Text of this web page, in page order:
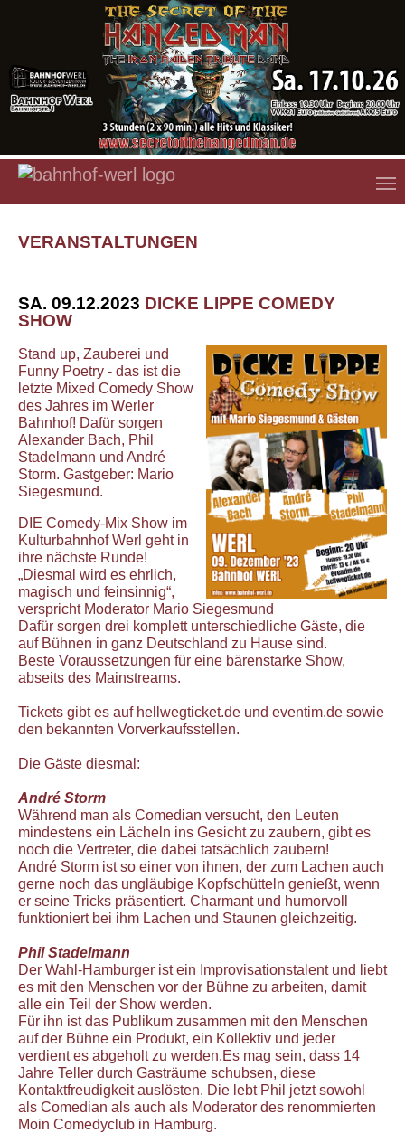
Zum Hauptinhalt springen
VERANSTALTUNGEN
SA. 09.12.2023 DICKE LIPPE COMEDY
SHOW
Stand up, Zauberei und
Funny Poetry - das ist die
letzte Mixed Comedy Show
des Jahres im Werler
Bahnhof! Dafür sorgen
Alexander Bach, Phil
Stadelmann und André
Storm. Gastgeber: Mario
Siegesmund.
DIE Comedy-Mix Show im
Kulturbahnhof Werl geht in
ihre nächste Runde!
„Diesmal wird es ehrlich,
magisch und feinsinnig“,
verspricht Moderator Mario Siegesmund
Dafür sorgen drei komplett unterschiedliche Gäste, die
auf Bühnen in ganz Deutschland zu Hause sind.
Beste Voraussetzungen für eine bärenstarke Show,
abseits des Mainstreams.
Tickets gibt es auf hellwegticket.de und eventim.de sowie
den bekannten Vorverkaufsstellen.
Die Gäste diesmal:
André Storm
Während man als Comedian versucht, den Leuten
mindestens ein Lächeln ins Gesicht zu zaubern, gibt es
noch die Vertreter, die dabei tatsächlich zaubern!
André Storm ist so einer von ihnen, der zum Lachen auch
gerne noch das ungläubige Kopfschütteln genießt, wenn
er seine Tricks präsentiert. Charmant und humorvoll
funktioniert bei ihm Lachen und Staunen gleichzeitig.
Phil Stadelmann
Der Wahl-Hamburger ist ein Improvisationstalent und liebt
es mit den Menschen vor der Bühne zu arbeiten, damit
alle ein Teil der Show werden.
Für ihn ist das Publikum zusammen mit den Menschen
auf der Bühne ein Produkt, ein Kollektiv und jeder
verdient es abgeholt zu werden.Es mag sein, dass 14
Jahre Teller durch Gasträume schubsen, diese
Kontaktfreudigkeit auslösten. Die lebt Phil jetzt sowohl
als Comedian als auch als Moderator des renommierten
Moin Comedyclub in Hamburg.